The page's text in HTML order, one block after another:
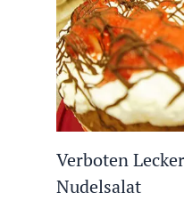
Verboten
Nudelsalat